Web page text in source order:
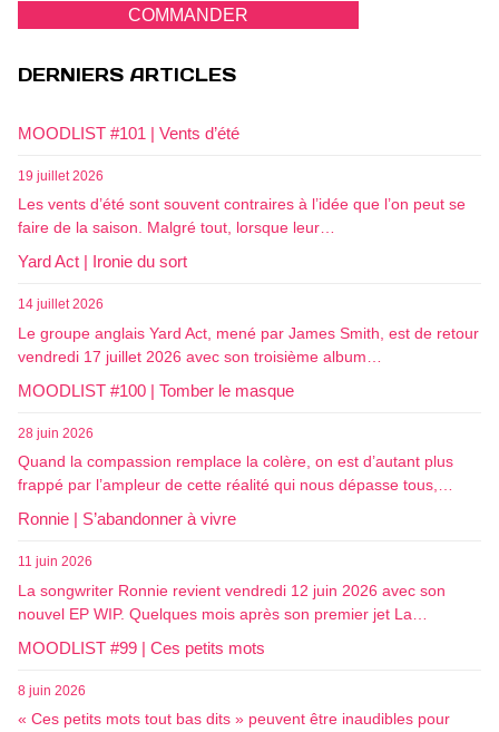
COMMANDER
DERNIERS ARTICLES
MOODLIST #101 | Vents d’été
19 juillet 2026
Les vents d’été sont souvent contraires à l’idée que l’on peut se
faire de la saison. Malgré tout, lorsque leur…
Yard Act | Ironie du sort
14 juillet 2026
Le groupe anglais Yard Act, mené par James Smith, est de retour
vendredi 17 juillet 2026 avec son troisième album…
MOODLIST #100 | Tomber le masque
28 juin 2026
Quand la compassion remplace la colère, on est d’autant plus
frappé par l’ampleur de cette réalité qui nous dépasse tous,…
Ronnie | S’abandonner à vivre
11 juin 2026
La songwriter Ronnie revient vendredi 12 juin 2026 avec son
nouvel EP WIP. Quelques mois après son premier jet La…
MOODLIST #99 | Ces petits mots
8 juin 2026
« Ces petits mots tout bas dits » peuvent être inaudibles pour